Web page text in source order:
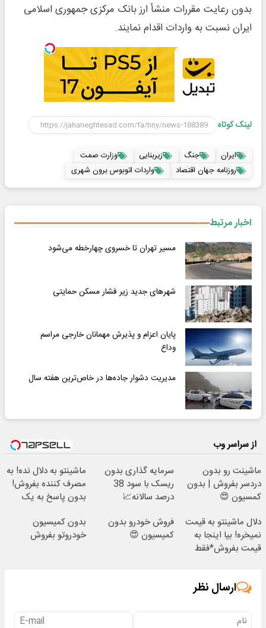
بدون رعایت مقررات منشأ ارز بانک مرکزی جمهوری اسلامی
ایران نسبت به واردات اقدام نمایند.
لینک کوتاه
ایران جنگ زیربنایی
وزارت صمت
روزنامه جهان اقتصاد
واردات اتوبوس برون شهری
اخبار مرتبط
مسیر تهران تا خسروی چهارخطه می‌شود
شهرهای جدید زیر فشار مسکن حمایتی
پایان اعزام و پذیرش مهمانان خارجی مراسم
وداع
مدیریت دشوار جاده‌ها در خاص‌ترین هفته سال
از سراسر وب
ماشینت رو بدون
دردسر بفروش | بدون
کمسیون 😍
سرمایه گذاری بدون
ریسک با سود 38
درصد سالانه📈
ماشینتو به دلال نده! به
مصرف کننده بفروش!
بدون پاسخ به یک
دلال ماشینتو به قیمت
نمیخره! بیا اینجا به
قیمت بفروش*فقط
فروش خودرو بدون
کمیسیون 😍
بدون کمیسیون
خودروتو بفروش
ارسال نظر